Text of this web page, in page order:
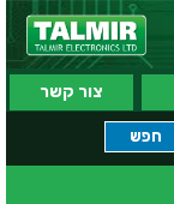
צור קשר